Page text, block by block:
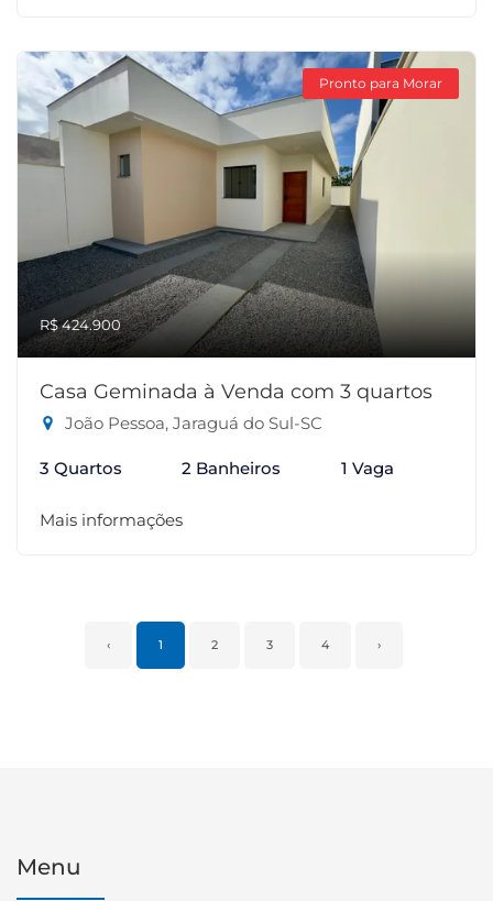
Pronto para Morar
R$ 424.900
Casa Geminada à Venda com 3 quartos
João Pessoa, Jaraguá do Sul-SC
3 Quartos 2 Banheiros 1 Vaga
Mais informações
‹ 1 2 3 4 ›
Menu